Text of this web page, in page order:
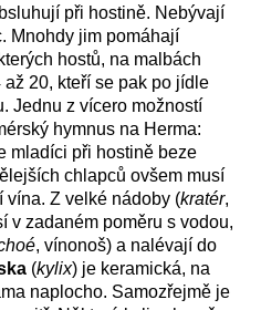
při hostině. Nebývají
Mnohdy jim pomáhají
hostů, na malbách
20, kteří se pak po jídle
Jednu z vícero možností
hymnus na Herma:
mladíci při hostině beze
chlapců ovšem musí
vína. Z velké nádoby (kratér,
v zadaném poměru s vodou,
, vínonoš) a nalévají do
(kylix) je keramická, na
naplocho. Samozřejmě je